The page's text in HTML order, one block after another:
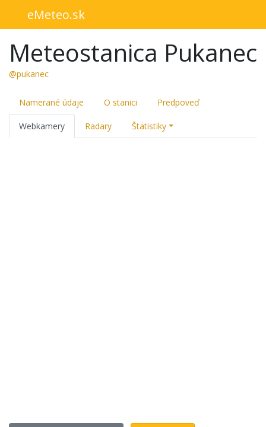
eMeteo.sk
Meteostanica Pukanec
@pukanec
Namerané údaje O stanici Predpoveď
Webkamery Radary Štatistiky